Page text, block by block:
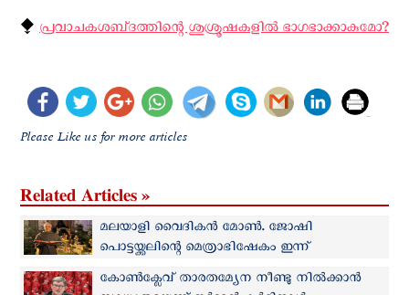
⧪ പ്രവാചകശബ്‌ദത്തിന്റെ ശുശ്രൂഷകളില്‍ ഭാഗഭാക്കാകുമോ?
Please Like us for more articles
Related Articles »
മലയാളി വൈദികന്‍ മോൺ. ജോഷി
പൊട്ടയ്ക്കലിന്റെ മെത്രാഭിഷേകം ഇന്ന്
ജര്‍മ്മനിയില്‍
കോൺക്ലേവ് താരതമ്യേന നീണ്ടു നില്‍ക്കാന്‍